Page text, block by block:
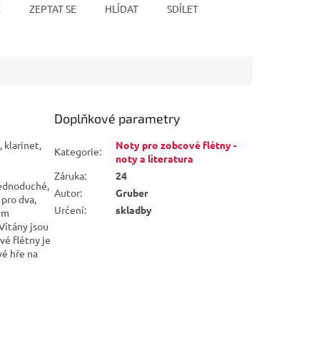
ZEPTAT SE HLÍDAT SDÍLET
klarinet,
dva,
jsou
flétny je
hře na
Doplňkové parametry
Kategorie:
Noty pro zobcové flétny -
noty a literatura
Záruka:
24
Autor:
Gruber
Určení: skladby